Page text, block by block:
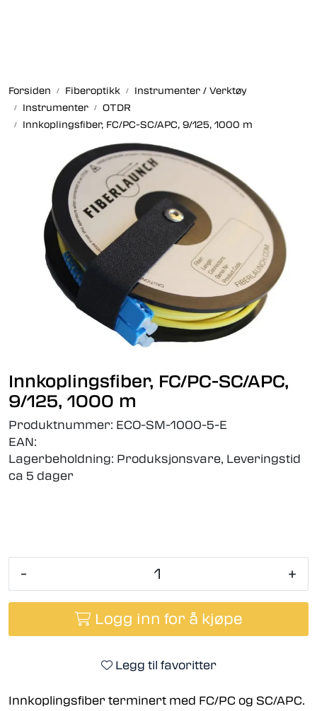
Forsiden Fiberoptikk
Instrumenter / Verktøy
Instrumenter
OTDR
Innkoplingsfiber, FC/PC-SC/APC, 9/125, 1000 m
Innkoplingsfiber, FC/PC-SC/APC,
9/125, 1000 m
Produktnummer: ECO-SM-1000-5-E
EAN:
Lagerbeholdning: Produksjonsvare, Leveringstid
ca 5 dager
- +
Logg inn for å kjøpe
Legg til favoritter
Innkoplingsfiber terminert med FC/PC og SC/APC.
Strukturert kabling
Kunnskapssenter
Nyheter
Om oss